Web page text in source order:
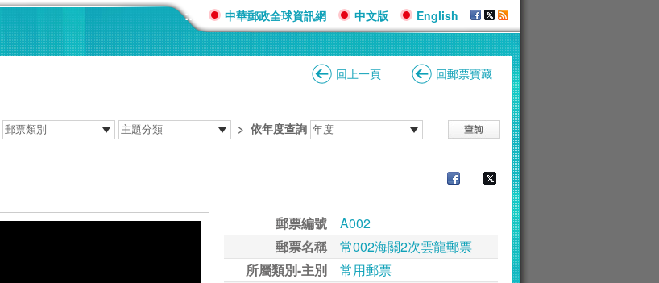
::: 中華郵政全球資訊網 中文版 English
回上一頁 回郵票寶藏
> 依年度查詢
郵票編號
A002
郵票名稱
常002海關2次雲龍郵票
所屬類別-主別
常用郵票